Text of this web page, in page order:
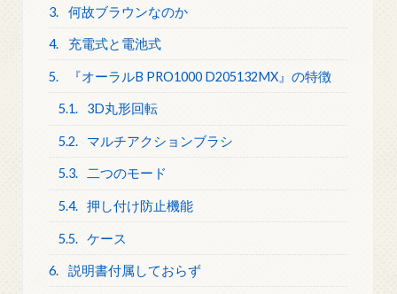
3. 何故ブラウンなのか
4. 充電式と電池式
5. 『オーラルB PRO1000 D205132MX』の特徴
5.1. 3D丸形回転
5.2. マルチアクションブラシ
5.3. 二つのモード
5.4. 押し付け防止機能
5.5. ケース
6. 説明書付属しておらず